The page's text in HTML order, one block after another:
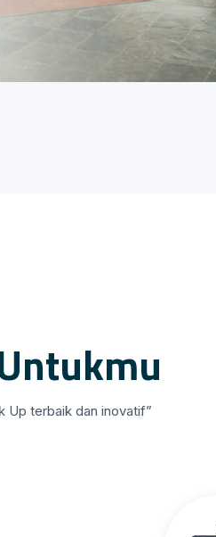
Up terbaik dan inovatif”